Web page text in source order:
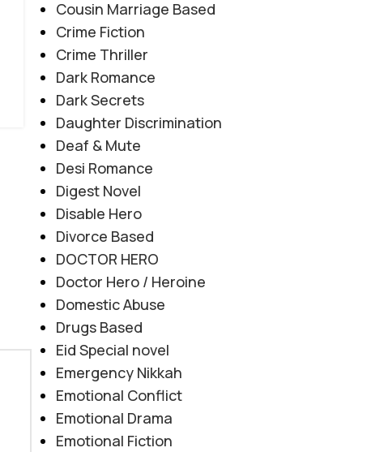
Cousin Marriage Based
Crime Fiction
Crime Thriller
Dark Romance
Dark Secrets
Daughter Discrimination
Deaf & Mute
Desi Romance
Digest Novel
Disable Hero
Divorce Based
DOCTOR HERO
Doctor Hero / Heroine
Domestic Abuse
Drugs Based
Eid Special novel
Emergency Nikkah
Emotional Conflict
Emotional Drama
Emotional Fiction